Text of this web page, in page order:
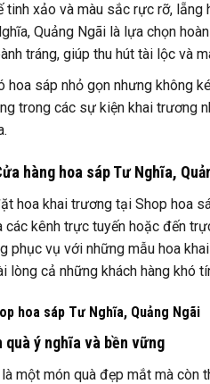
tinh xảo và màu sắc rực rỡ, lẵng
Quảng Ngãi là lựa chọn
tráng, giúp thu hút tài lộc và
hoa sáp nhỏ gọn nhưng không
trong các sự kiện khai trương
hàng hoa sáp Tư Nghĩa,
hoa khai trương tại Shop hoa
các kênh trực tuyến hoặc đến
phục vụ với những mẫu hoa
lòng cả những khách hàng khó
hoa sáp Tư Nghĩa, Quảng Ngãi
ý nghĩa và bền vững
một món quà đẹp mắt mà còn